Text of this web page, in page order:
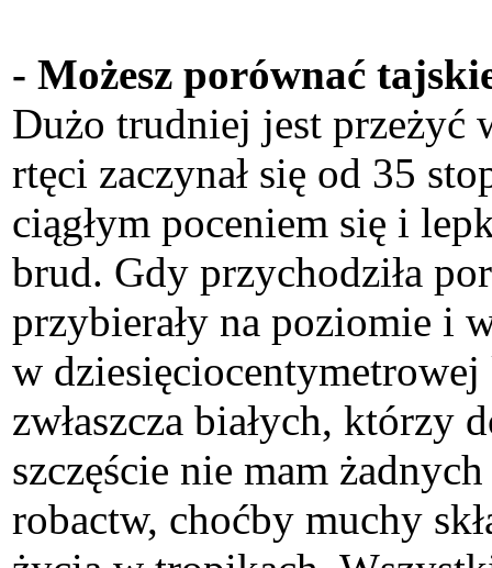
- Możesz porównać
Dużo trudniej jest przeżyć
rtęci zaczynał się od 35
ciągłym poceniem się i
brud. Gdy przychodziła
przybierały na poziomie i
w
zwłaszcza białych, którzy
szczęście nie mam
robactw, choćby muchy